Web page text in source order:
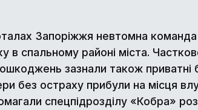
Запоріжжя невтомна
в спальному районі міста.
зазнали також
без остраху прибули на місця
спецпідрозділу «Кобра»